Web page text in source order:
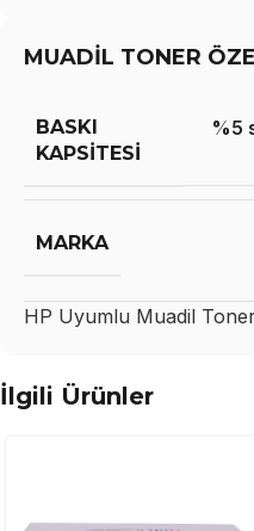
MUADİL TONER
BASKI
KAPSITESI
%5
MARKA
HP Uyumlu Muadil
İlgili Ürünler